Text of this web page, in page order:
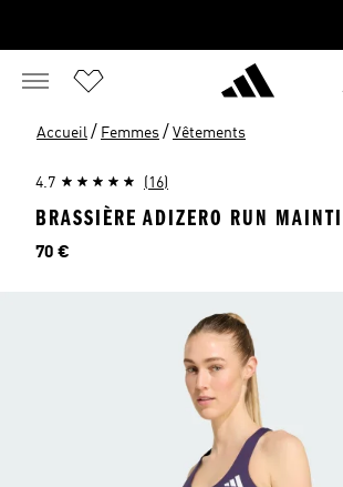
Accueil / Femmes / Vêtements
4.7 (16)
BRASSIÈRE ADIZERO RUN
Prix
70 €